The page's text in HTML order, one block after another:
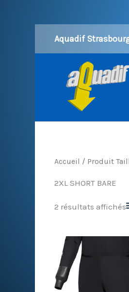
Aquadif
Accueil / Produit
2XL SHORT BARE
2 résultats affichés